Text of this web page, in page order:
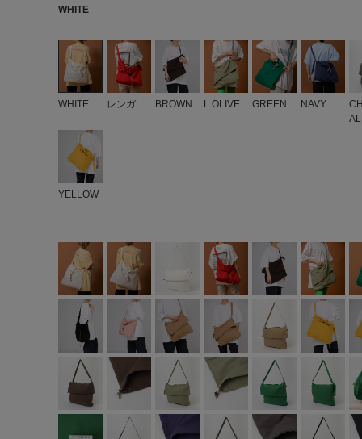
WHITE
WHITE レンガ BROWN L OLIVE GREEN NAVY
AL
YELLOW